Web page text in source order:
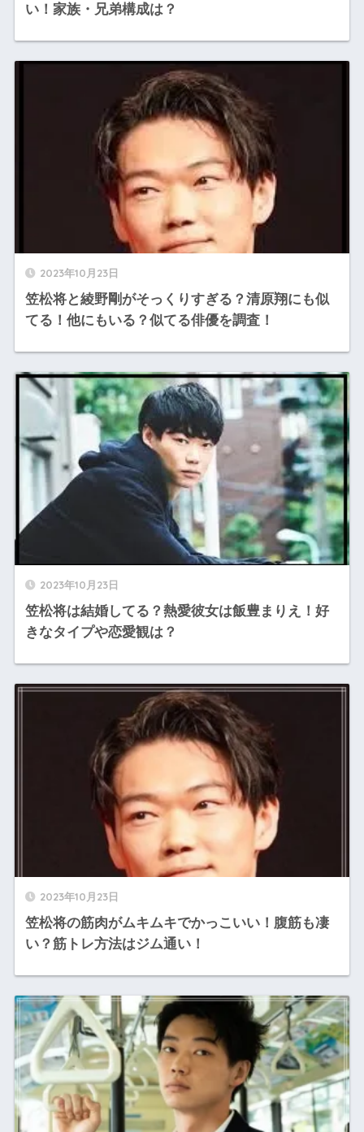
い！家族・兄弟構成は？
2023年10月23日
笠松将と綾野剛がそっくりすぎる？清原翔にも似
てる！他にもいる？似てる俳優を調査！
2023年10月23日
笠松将は結婚してる？熱愛彼女は飯豊まりえ！好
きなタイプや恋愛観は？
2023年10月23日
笠松将の筋肉がムキムキでかっこいい！腹筋も凄
い？筋トレ方法はジム通い！